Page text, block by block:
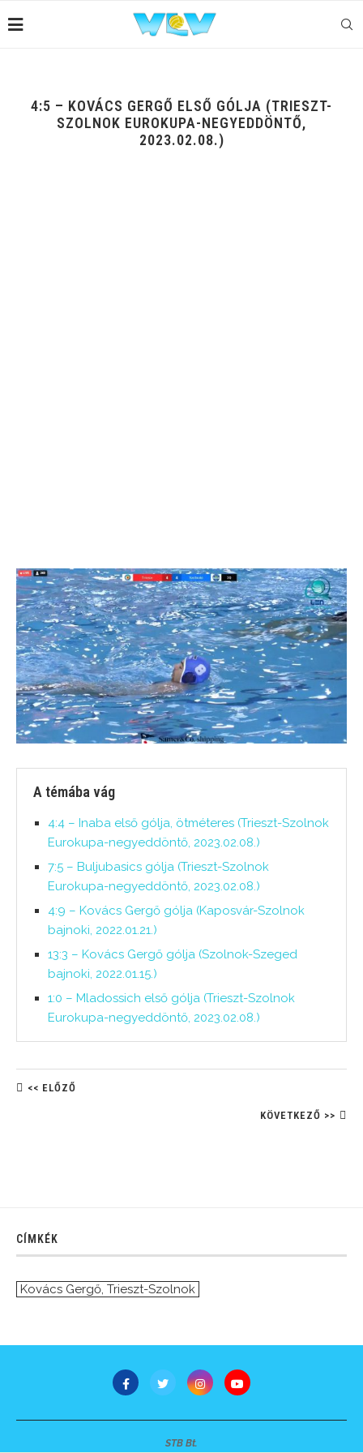
4:5 – KOVÁCS GERGŐ ELSŐ GÓLJA (TRIESZT-
SZOLNOK EUROKUPA-NEGYEDDÖNTŐ,
2023.02.08.)
A témába vág
4:4 – Inaba első gólja, ötméteres (Trieszt-Szolnok
Eurokupa-negyeddöntő, 2023.02.08.)
7:5 – Buljubasics gólja (Trieszt-Szolnok
Eurokupa-negyeddöntő, 2023.02.08.)
4:9 – Kovács Gergő gólja (Kaposvár-Szolnok
bajnoki, 2022.01.21.)
13:3 – Kovács Gergő gólja (Szolnok-Szeged
bajnoki, 2022.01.15.)
1:0 – Mladossich első gólja (Trieszt-Szolnok
Eurokupa-negyeddöntő, 2023.02.08.)
<< ELŐZŐ
KÖVETKEZŐ >>
CÍMKÉK
Kovács Gergő Trieszt-Szolnok
STB Bt.